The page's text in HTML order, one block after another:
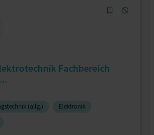
Fachbereich
(allg.)
Elektronik